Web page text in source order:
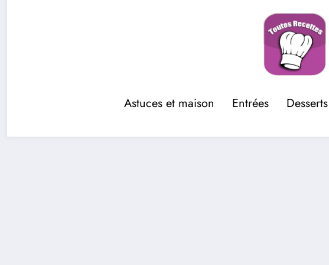
Astuces et maison Entrées Desserts